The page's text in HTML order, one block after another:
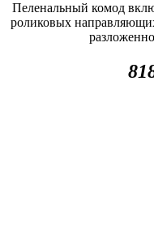
Пеленальный комод
роликовых